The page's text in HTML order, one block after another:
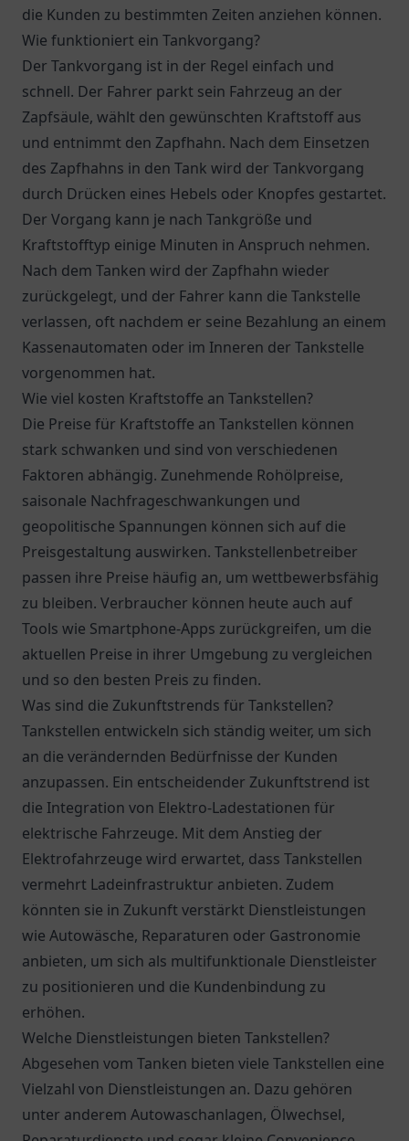
die Kunden zu bestimmten Zeiten anziehen können.
Wie funktioniert ein Tankvorgang?
Der Tankvorgang ist in der Regel einfach und
schnell. Der Fahrer parkt sein Fahrzeug an der
Zapfsäule, wählt den gewünschten Kraftstoff aus
und entnimmt den Zapfhahn. Nach dem Einsetzen
des Zapfhahns in den Tank wird der Tankvorgang
durch Drücken eines Hebels oder Knopfes gestartet.
Der Vorgang kann je nach Tankgröße und
Kraftstofftyp einige Minuten in Anspruch nehmen.
Nach dem Tanken wird der Zapfhahn wieder
zurückgelegt, und der Fahrer kann die Tankstelle
verlassen, oft nachdem er seine Bezahlung an einem
Kassenautomaten oder im Inneren der Tankstelle
vorgenommen hat.
Wie viel kosten Kraftstoffe an Tankstellen?
Die Preise für Kraftstoffe an Tankstellen können
stark schwanken und sind von verschiedenen
Faktoren abhängig. Zunehmende Rohölpreise,
saisonale Nachfrageschwankungen und
geopolitische Spannungen können sich auf die
Preisgestaltung auswirken. Tankstellenbetreiber
passen ihre Preise häufig an, um wettbewerbsfähig
zu bleiben. Verbraucher können heute auch auf
Tools wie Smartphone-Apps zurückgreifen, um die
aktuellen Preise in ihrer Umgebung zu vergleichen
und so den besten Preis zu finden.
Was sind die Zukunftstrends für Tankstellen?
Tankstellen entwickeln sich ständig weiter, um sich
an die verändernden Bedürfnisse der Kunden
anzupassen. Ein entscheidender Zukunftstrend ist
die Integration von Elektro-Ladestationen für
elektrische Fahrzeuge. Mit dem Anstieg der
Elektrofahrzeuge wird erwartet, dass Tankstellen
vermehrt Ladeinfrastruktur anbieten. Zudem
könnten sie in Zukunft verstärkt Dienstleistungen
wie Autowäsche, Reparaturen oder Gastronomie
anbieten, um sich als multifunktionale Dienstleister
zu positionieren und die Kundenbindung zu
erhöhen.
Welche Dienstleistungen bieten Tankstellen?
Abgesehen vom Tanken bieten viele Tankstellen eine
Vielzahl von Dienstleistungen an. Dazu gehören
unter anderem Autowaschanlagen, Ölwechsel,